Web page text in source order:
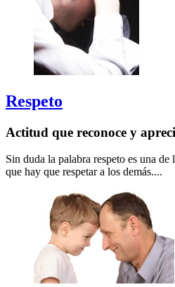
Respeto
Actitud que reconoce y
Sin duda la palabra respeto es una
que hay que respetar a los demás....